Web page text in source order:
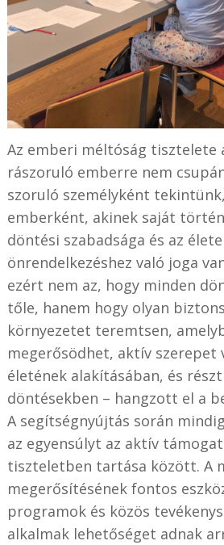
Az emberi méltóság tisztelete
rászoruló emberre nem
szoruló személyként
emberként, akinek saját
döntési szabadsága és az
önrendelkezéshez való joga
ezért nem az, hogy minden
tőle, hanem hogy olyan
környezetet teremtsen,
megerősödhet, aktív szerepet
életének alakításában, és
döntésekben – hangzott el a
A segítségnyújtás során
az egyensúlyt az aktív
tiszteletben tartása között. A
megerősítésének fontos
programok és közös
alkalmak lehetőséget adnak